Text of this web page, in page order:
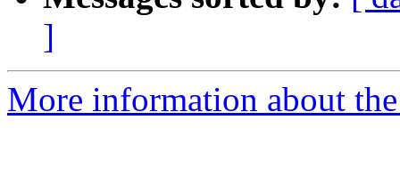
]
More information about